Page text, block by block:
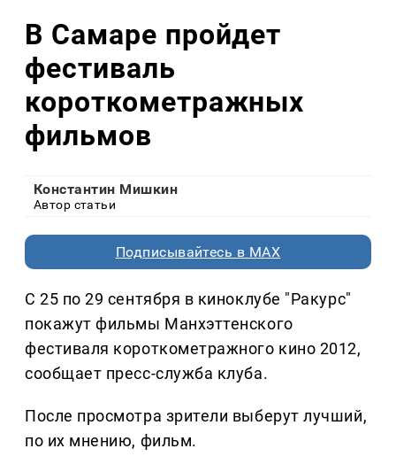
В Самаре пройдет
фестиваль
короткометражных
фильмов
Константин Мишкин
Автор статьи
Подписывайтесь в MAX
С 25 по 29 сентября в киноклубе "Ракурс"
покажут фильмы Манхэттенского
фестиваля короткометражного кино 2012,
сообщает пресс-служба клуба.
После просмотра зрители выберут лучший,
по их мнению, фильм.